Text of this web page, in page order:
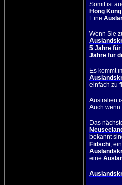
Somit ist
Hong Kong
Eine
Wenn Sie
5 Jahre
Jahre für
Es kommt
einfach zu
Australien
Auch
Das
bekannt
Fidschi,
eine